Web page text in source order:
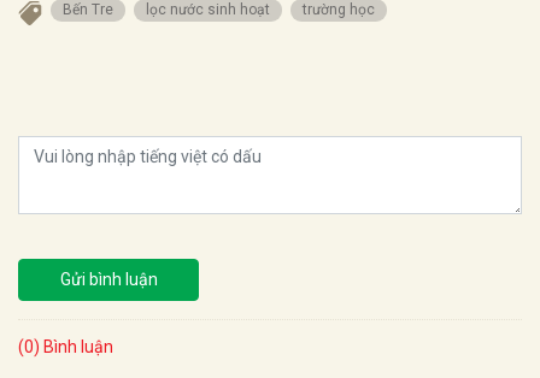
Bến Tre lọc nước sinh hoạt trường học
Gửi bình luận
(0) Bình luận